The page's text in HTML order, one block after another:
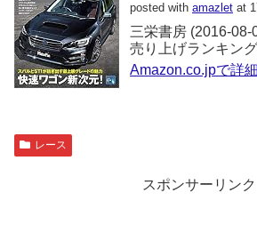
posted with amazlet at
三栄書房 (2016-08-
売り上げランキン
Amazon.co.jpで詳
レース
スポンサーリンク